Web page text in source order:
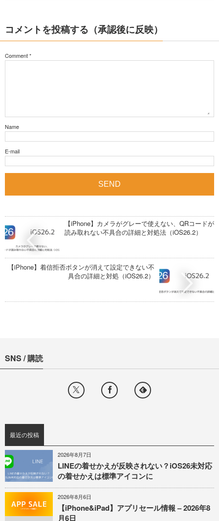
コメントを投稿する（承認後に反映）
Comment*
Name
E-mail
【iPhone】カメラがグレーで使えない、QRコードが
読み取れない不具合の詳細と対処法（iOS26.2）
【iPhone】着信拒否ボタンが消えて設定できない不
具合の詳細と対処（iOS26.2）
SNS / 購読
最近の投稿
2026年8月7日
LINEの着せかえが反映されない？iOS26未対応
の着せかえは標準アイコンに
2026年8月6日
【iPhone&iPad】アプリセール情報 – 2026年8
月6日